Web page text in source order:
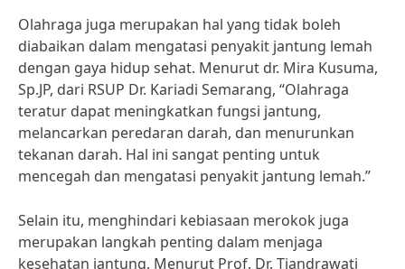
Olahraga juga merupakan hal yang tidak boleh
diabaikan dalam mengatasi penyakit jantung lemah
dengan gaya hidup sehat. Menurut dr. Mira Kusuma,
Sp.JP, dari RSUP Dr. Kariadi Semarang, “Olahraga
teratur dapat meningkatkan fungsi jantung,
melancarkan peredaran darah, dan menurunkan
tekanan darah. Hal ini sangat penting untuk
mencegah dan mengatasi penyakit jantung lemah.”
Selain itu, menghindari kebiasaan merokok juga
merupakan langkah penting dalam menjaga
kesehatan jantung. Menurut Prof. Dr. Tjandrawati